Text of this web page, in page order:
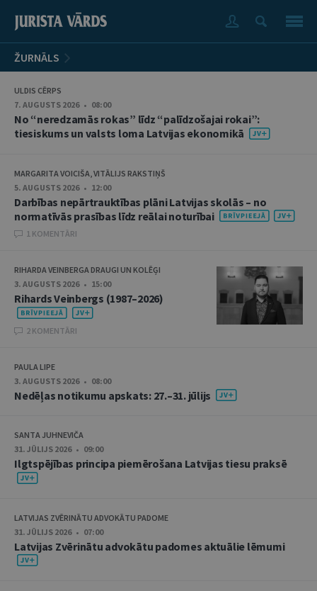
ŽURNĀLS
ULDIS CĒRPS
7. AUGUSTS 2026 • 08:00
No “neredzamās rokas” līdz “palīdzošajai rokai”:
tiesiskums un valsts loma Latvijas ekonomikā
MARGARITA VOICIŠA, VITĀLIJS RAKSTIŅŠ
5. AUGUSTS 2026 • 12:00
Darbības nepārtrauktības plāni Latvijas skolās – no
normatīvās prasības līdz reālai noturībai
1 KOMENTĀRI
RIHARDA VEINBERGA DRAUGI UN KOLĒĢI
3. AUGUSTS 2026 • 15:00
Rihards Veinbergs (1987–2026)
2 KOMENTĀRI
PAULA LIPE
3. AUGUSTS 2026 • 08:00
Nedēļas notikumu apskats: 27.–31. jūlijs
SANTA JUHNEVIČA
31. JŪLIJS 2026 • 09:00
Ilgtspējības principa piemērošana Latvijas tiesu praksē
LATVIJAS ZVĒRINĀTU ADVOKĀTU PADOME
31. JŪLIJS 2026 • 07:00
Latvijas Zvērinātu advokātu padomes aktuālie lēmumi